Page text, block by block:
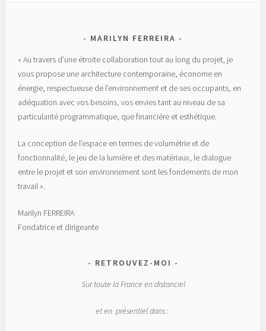
MARILYN FERREIRA
« Au travers d’une étroite collaboration tout au long du projet, je
vous propose une architecture contemporaine, économe en
énergie, respectueuse de l’environnement et de ses occupants, en
adéquation avec vos besoins, vos envies tant au niveau de sa
particularité programmatique, que financière et esthétique.
La conception de l’espace en termes de volumétrie et de
fonctionnalité, le jeu de la lumière et des matériaux, le dialogue
entre le projet et son environnement sont les fondements de mon
travail ».
Marilyn FERREIRA
Fondatrice et dirigeante
RETROUVEZ-MOI
Sur toute la France en distanciel
et en présentiel dans :